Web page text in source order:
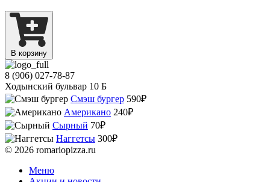
В корзину
8 (906) 027-78-87
Ходынский бульвар 10 Б
Смэш бургер 590₽
Американо 240₽
Сырный 70₽
Наггетсы 300₽
© 2026 romariopizza.ru
Меню